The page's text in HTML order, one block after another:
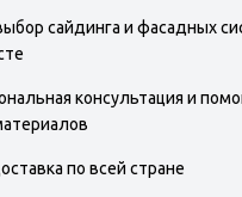
сайдинга и фасадных
консультация и
по всей стране